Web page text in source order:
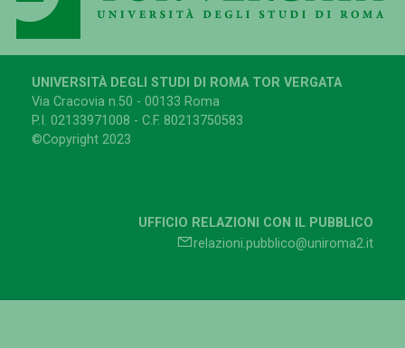
UNIVERSITÀ DEGLI STUDI DI ROMA TOR VERGATA
Via Cracovia n.50 - 00133 Roma
P.I. 02133971008 - C.F. 80213750583
©Copyright 2023
UFFICIO RELAZIONI CON IL PUBBLICO
relazioni.pubblico@uniroma2.it